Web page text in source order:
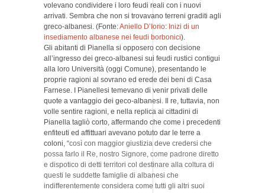
volevano condividere i loro feudi reali con i nuovi
arrivati. Sembra che non si trovavano terreni graditi agli
greco-albanesi. (Fonte:Aniello D’Iorio: Inizi di un
insediamento albanese nei feudi borbonici).
Gli abitanti di Pianella si opposero con decisione
all’ingresso dei greco-albanesi sui feudi rustici contigui
alla loro Università (oggi Comune), presentando le
proprie ragioni al sovrano ed erede dei beni di Casa
Farnese. I Pianellesi temevano di venir privati delle
quote a vantaggio dei geco-albanesi. Il re, tuttavia, non
volle sentire ragioni, e nella replica ai cittadini di
Pianella tagliò corto, affermando che come i precedenti
enfiteuti ed affittuari avevano potuto dar le terre a
coloni, “così con maggior giustizia deve credersi che
possa farlo il Re, nostro Signore, come padrone diretto
e dispotico di detti territori col destinare alla coltura di
questi le suddette famiglie di albanesi che
indifferentemente considera come tutti gli altri suoi